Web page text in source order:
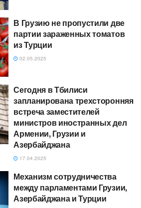
В Грузию не пропустили две
партии зараженных томатов
из Турции
02.05.2025
Сегодня в Тбилиси
запланирована трехсторонняя
встреча заместителей
министров иностранных дел
Армении, Грузии и
Азербайджана
17.04.2025
Механизм сотрудничества
между парламентами Грузии,
Азербайджана и Турции